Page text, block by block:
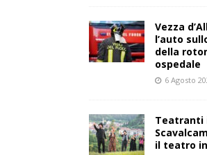
Vezza
l’auto
della
ospedale
6 Agosto
Teatranti
il teatro